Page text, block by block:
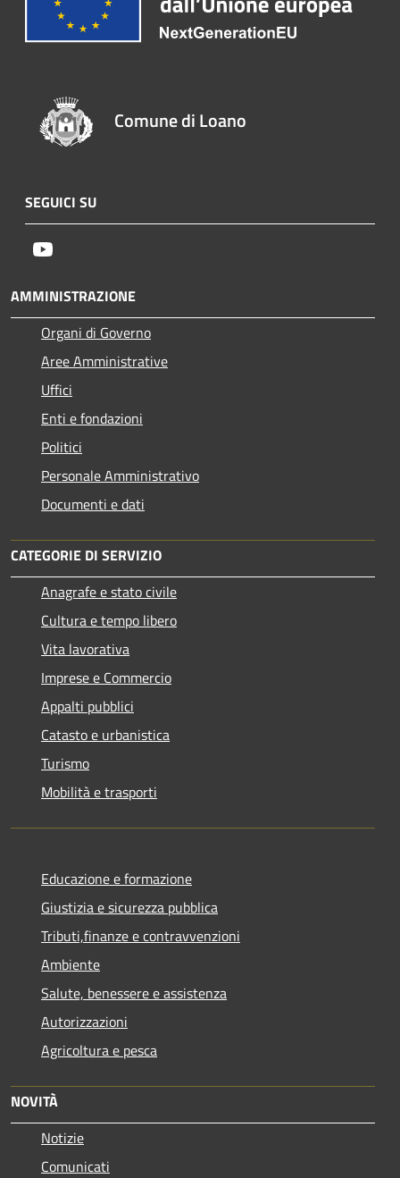
Comune di Loano
SEGUICI SU
AMMINISTRAZIONE
Organi di Governo
Aree Amministrative
Uffici
Enti e fondazioni
Politici
Personale Amministrativo
Documenti e dati
CATEGORIE DI SERVIZIO
Anagrafe e stato civile
Cultura e tempo libero
Vita lavorativa
Imprese e Commercio
Appalti pubblici
Catasto e urbanistica
Turismo
Mobilità e trasporti
Educazione e formazione
Giustizia e sicurezza pubblica
Tributi,finanze e contravvenzioni
Ambiente
Salute, benessere e assistenza
Autorizzazioni
Agricoltura e pesca
NOVITÀ
Notizie
Comunicati